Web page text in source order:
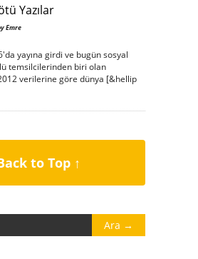
Yazılar
Emre
yayına girdi ve bugün sosyal
temsilcilerinden biri olan
verilerine göre dünya [&hellip
to Top ↑